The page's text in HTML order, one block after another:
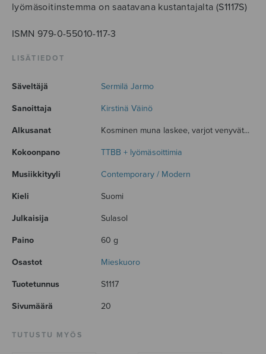
lyömäsoitinstemma on saatavana kustantajalta (S1117S)
ISMN 979-0-55010-117-3
LISÄTIEDOT
Säveltäjä Sermilä Jarmo
Sanoittaja Kirstinä Väinö
Alkusanat Kosminen muna laskee, varjot venyvät...
Kokoonpano TTBB + lyömäsoittimia
Musiikkityyli Contemporary / Modern
Kieli Suomi
Julkaisija Sulasol
Paino 60 g
Osastot Mieskuoro
Tuotetunnus S1117
Sivumäärä 20
TUTUSTU MYÖS